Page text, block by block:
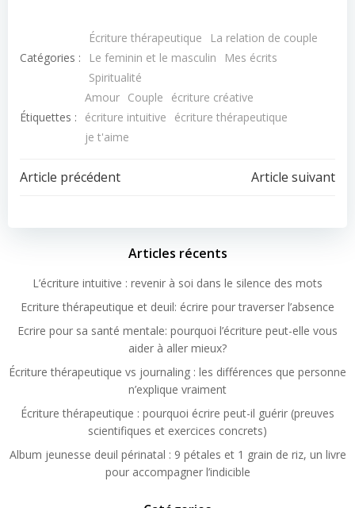
Catégories :
Écriture thérapeutique
La relation de couple
Le feminin et le masculin
Mes écrits
Spiritualité
Étiquettes :
Amour Couple
écriture créative
écriture intuitive
écriture thérapeutique
je t'aime
Article précédent Article suivant
Articles récents
L’écriture intuitive : revenir à soi dans le silence des mots
Ecriture thérapeutique et deuil: écrire pour traverser l’absence
Ecrire pour sa santé mentale: pourquoi l’écriture peut-elle vous
aider à aller mieux?
Écriture thérapeutique vs journaling : les différences que personne
n’explique vraiment
Écriture thérapeutique : pourquoi écrire peut-il guérir (preuves
scientifiques et exercices concrets)
Album jeunesse deuil périnatal : 9 pétales et 1 grain de riz, un livre
pour accompagner l’indicible